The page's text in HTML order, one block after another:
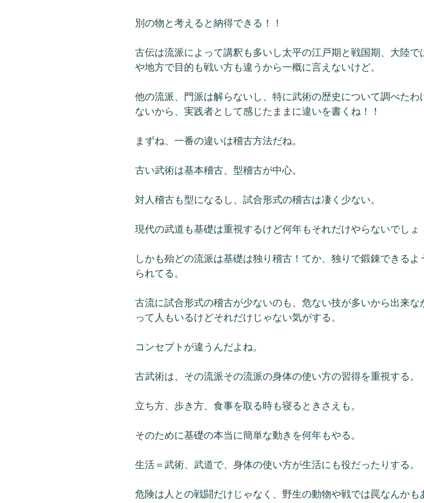
別の物と考えると納得できる！！
古伝は流派によって講釈も多いし太平の江戸期と戦国期、大陸で
や地方で目的も戦い方も違うから一概に言えないけど。
他の流派、門派は解らないし、特に武術の歴史について調べたわ
ないから、実践者として感じたままに違いを書くね！！
まずね、一番の違いは稽古方法だね。
古い武術は基本稽古、型稽古が中心。
対人稽古も型になるし、試合形式の稽古は凄く少ない。
現代の武道も基礎は重視するけど何年もそれだけやらないでしょ
しかも殆どの流派は基礎は独り稽古！てか、独りで鍛錬できるよ
られてる。
古流に試合形式の稽古が少ないのも、危ない技が多いから出来な
って人もいるけどそれだけじゃない気がする。
コンセプトが違うんだよね。
古武術は、その流派その流派の身体の使い方の習得を重視する。
立ち方、歩き方、食事を取る時も寝るときさえも。
そのために基礎の本当に簡単な動きを何年もやる。
生活＝武術、武道で、身体の使い方が生活にも役だったりする。
危険は人との戦闘だけじゃなく、野生の動物や戦では罠なんかも